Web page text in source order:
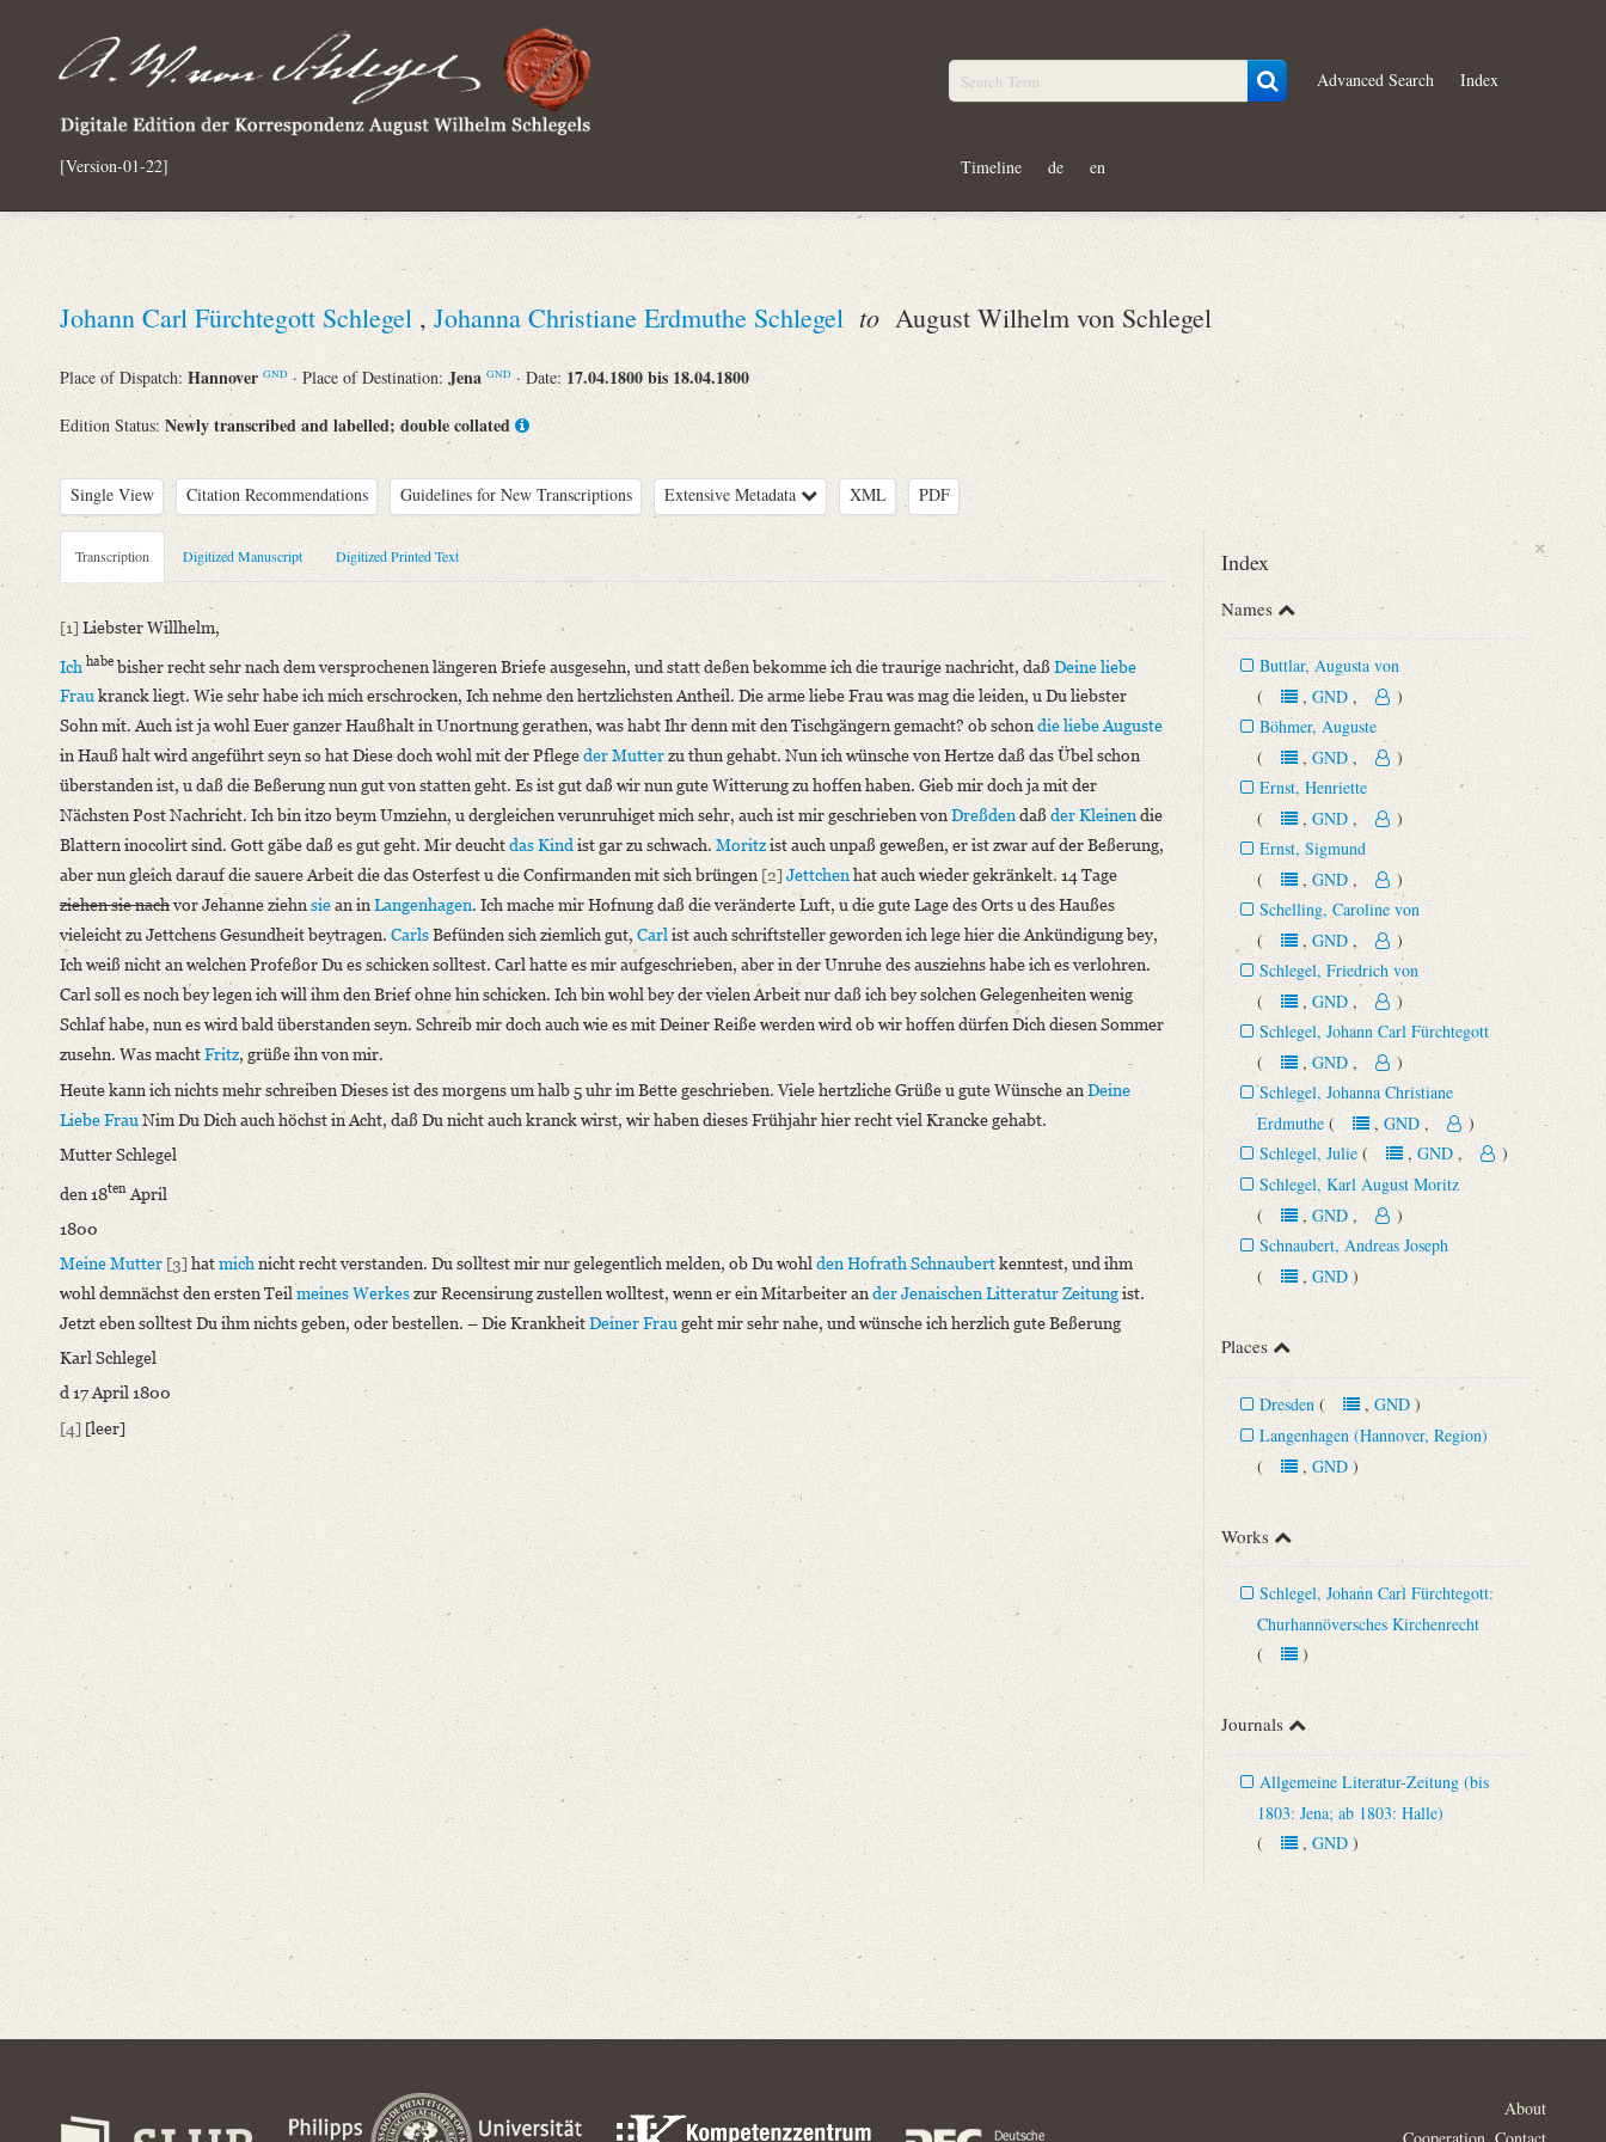
[Version-01-22]
Advanced Search Index
Timeline de en
Johann Carl Fürchtegott Schlegel , Johanna Christiane Erdmuthe Schlegel to August Wilhelm von Schlegel
Place of Dispatch: Hannover GND · Place of Destination: Jena GND · Date: 17.04.1800 bis 18.04.1800
Edition Status: Newly transcribed and labelled; double collated
Single View Citation Recommendations Guidelines for New Transcriptions Extensive Metadata XML PDF
Metadata Concerning Header
Sender: Johann Carl Fürchtegott Schlegel, Johanna Christiane Erdmuthe Schlegel
Recipient: August Wilhelm von Schlegel
Place of Dispatch: Hannover
Place of Destination: JenaGND
Date: 17.04.1800 bis 18.04.1800
Notations: Absende- und Empfangsort erschlossen. Da der Brief im Druck nur teilweise wiedergegeben ist, wurde er neu transkribiert.
Printed Text
Provider: Dresden, Sächsische Landesbibliothek - Staats- und Universitätsbibliothek
OAI Id: 362657327
Bibliography: Waitz, Georg: Caroline und ihre Freunde. Mittheilungen aus Briefen. Leipzig 1882, S. 78.
Incipit: „[1] Liebster Willhelm,
Ich habe bisher recht sehr nach dem versprochenen längeren Briefe ausgesehn, und statt deßen bekomme ich die traurige nachricht, [...]“
Manuscript
Provider: Dresden, Sächsische Landesbibliothek - Staats- und Universitätsbibliothek
OAI Id: DE-611-36881
Classification Number: Mscr.Dresd.e.90,XIX,Bd.21,Nr.57
Number of Pages: 3 S. auf Doppelbl., hs. m. U.
Format: 23,9 x 18,7 cm
Language
German
Bamberg, Claudia
Varwig, Olivia
Transcription Digitized Manuscript Digitized Printed Text
[1]Liebster Willhelm,
Ich habe bisher recht sehr nach dem versprochenen längeren Briefe ausgesehn, und statt deßen bekomme ich die traurige nachricht, daßDeine liebe
Frau kranck liegt. Wie sehr habe ich mich erschrocken, Ich nehme den hertzlichsten Antheil. Die arme liebe Frau was mag die leiden, u Du liebster
Sohn mit. Auch ist ja wohl Euer ganzer Haußhalt in Unortnung gerathen, was habt Ihr denn mit den Tischgängern gemacht? ob schondie liebe Auguste
in Hauß halt wird angeführt seyn so hat Diese doch wohl mit der Pflegeder Mutterzu thun gehabt. Nun ich wünsche von Hertze daß das Übel schon
überstanden ist, u daß die Beßerung nun gut von statten geht. Es ist gut daß wir nun gute Witterung zu hoffen haben. Gieb mir doch ja mit der
Nächsten Post Nachricht. Ich bin itzo beym Umziehn, u dergleichen verunruhiget mich sehr, auch ist mir geschrieben vonDreßdendaß der Kleinendie
Blattern inocolirt sind. Gott gäbe daß es gut geht. Mir deuchtdas Kind ist gar zu schwach. Moritzist auch unpaß geweßen, er ist zwar auf der Beßerung,
aber nun gleich darauf die sauere Arbeit die das Osterfest u die Confirmanden mit sich brüngen [2]Jettchenhat auch wieder gekränkelt. 14 Tage
ziehen sie nachvor Jehanne ziehnsiean inLangenhagen. Ich mache mir Hofnung daß die veränderte Luft, u die gute Lage des Orts u des Haußes
vieleicht zu Jettchens Gesundheit beytragen. CarlsBefünden sich ziemlich gut, Carl ist auch schriftsteller geworden ich lege hier die Ankündigung bey,
Ich weiß nicht an welchen Profeßor Du es schicken solltest. Carl hatte es mir aufgeschrieben, aber in der Unruhe des ausziehns habe ich es verlohren.
Carl soll es noch bey legen ich will ihm den Brief ohne hin schicken. Ich bin wohl bey der vielen Arbeit nur daß ich bey solchen Gelegenheiten wenig
Schlaf habe, nun es wird bald überstanden seyn. Schreib mir doch auch wie es mit Deiner Reiße werden wird ob wir hoffen dürfen Dich diesen Sommer
zusehn. Was machtFritz, grüße ihn von mir.
Heute kann ich nichts mehr schreiben Dieses ist des morgens um halb 5 uhr im Bette geschrieben. Viele hertzliche Grüße u gute Wünsche an Deine
Liebe Frau Nim Du Dich auch höchst in Acht, daß Du nicht auch kranck wirst, wir haben dieses Frühjahr hier recht viel Krancke gehabt.
Mutter Schlegel
den 18ten April
1800
Meine Mutter [3] hatmich nicht recht verstanden. Du solltest mir nur gelegentlich melden, ob Du wohl den Hofrath Schnaubertkenntest, und ihm
wohl demnächst den ersten Teil meines Werkeszur Recensirung zustellen wolltest, wenn er ein Mitarbeiter an der Jenaischen Litteratur Zeitungist.
Jetzt eben solltest Du ihm nichts geben, oder bestellen. – Die KrankheitDeiner Frau geht mir sehr nahe, und wünsche ich herzlich gute Beßerung
Karl Schlegel
d 17 April 1800
[4] [leer]
×
Index
Names
Buttlar, Augusta von
(, GND, )
Böhmer, Auguste
(, GND, )
Ernst, Henriette
(, GND, )
Ernst, Sigmund
(, GND, )
Schelling, Caroline von
(, GND, )
Schlegel, Friedrich von
(, GND, )
Schlegel, Johann Carl Fürchtegott
(, GND, )
Schlegel, Johanna Christiane
Erdmuthe (, GND, )
Schlegel, Julie (, GND, )
Schlegel, Karl August Moritz
(, GND, )
Schnaubert, Andreas Joseph
(, GND)
Places
Dresden (, GND)
Langenhagen (Hannover, Region)
(, GND)
Works
Schlegel, Johann Carl Fürchtegott:
Churhannöversches Kirchenrecht
()
Journals
Allgemeine Literatur-Zeitung (bis
1803: Jena; ab 1803: Halle)
(, GND)
About
Cooperation, Contact